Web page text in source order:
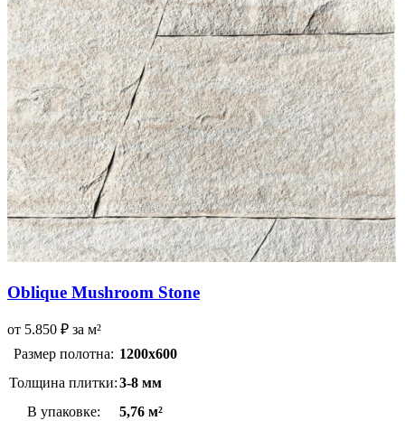
Oblique Mushroom Stone
от 5.850 ₽ за м²
Размер полотна: 1200х600
Толщина плитки:3-8 мм
В упаковке:
5,76 м²